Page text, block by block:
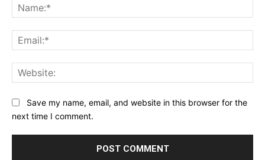
Save my name, email, and website in this browser for the
next time I comment.